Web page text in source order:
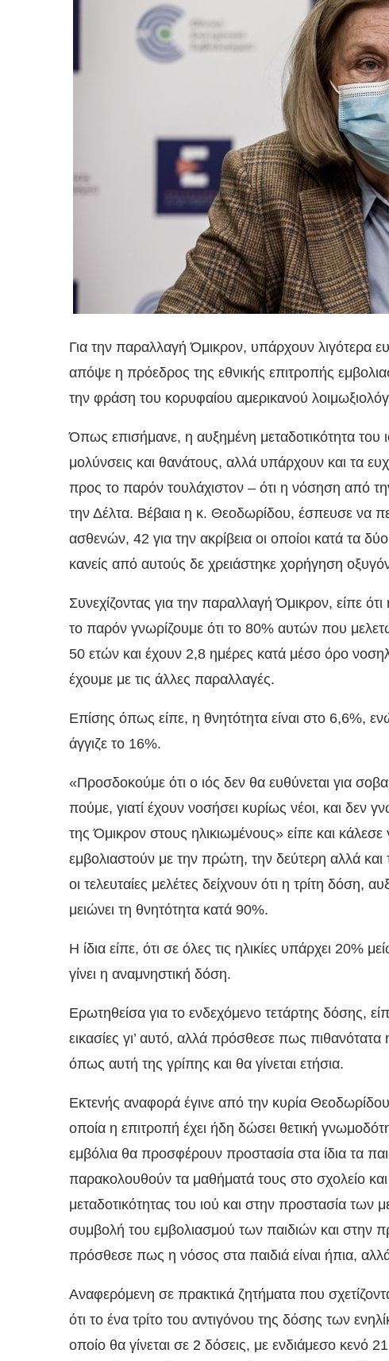
Για την παραλλαγή Όμικρον, υπάρχουν λιγότερα
απόψε η πρόεδρος της εθνικής επιτροπής
την φράση του κορυφαίου αμερικανού
Όπως επισήμανε, η αυξημένη μεταδοτικότητα του
μολύνσεις και θανάτους, αλλά υπάρχουν και τα
προς το παρόν τουλάχιστον – ότι η νόσηση από
την Δέλτα. Βέβαια η κ. Θεοδωρίδου, έσπευσε να
ασθενών, 42 για την ακρίβεια οι οποίοι κατά τα
κανείς από αυτούς δε χρειάστηκε χορήγηση
Συνεχίζοντας για την παραλλαγή Όμικρον, είπε
το παρόν γνωρίζουμε ότι το 80% αυτών που
50 ετών και έχουν 2,8 ημέρες κατά μέσο όρο
έχουμε με τις άλλες παραλλαγές.
Επίσης όπως είπε, η θνητότητα είναι στο 6,6%,
άγγιζε το 16%.
«Προσδοκούμε ότι ο ιός δεν θα ευθύνεται για
πούμε, γιατί έχουν νοσήσει κυρίως νέοι, και δεν
της Όμικρον στους ηλικιωμένους» είπε και
εμβολιαστούν με την πρώτη, την δεύτερη αλλά
οι τελευταίες μελέτες δείχνουν ότι η τρίτη δόση,
μειώνει τη θνητότητα κατά 90%.
Η ίδια είπε, ότι σε όλες τις ηλικίες υπάρχει 20%
γίνει η αναμνηστική δόση.
Ερωτηθείσα για το ενδεχόμενο τετάρτης δόσης,
εικασίες γι’ αυτό, αλλά πρόσθεσε πως
όπως αυτή της γρίπης και θα γίνεται ετήσια.
Εκτενής αναφορά έγινε από την κυρία
οποία η επιτροπή έχει ήδη δώσει θετική
εμβόλια θα προσφέρουν προστασία στα ίδια τα
παρακολουθούν τα μαθήματά τους στο σχολείο
μεταδοτικότητας του ιού και στην προστασία των
συμβολή του εμβολιασμού των παιδιών και στην
πρόσθεσε πως η νόσος στα παιδιά είναι ήπια,
Αναφερόμενη σε πρακτικά ζητήματα που
ότι το ένα τρίτο του αντιγόνου της δόσης των
οποίο θα γίνεται σε 2 δόσεις, με ενδιάμεσο